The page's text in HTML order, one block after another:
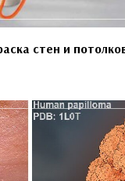
стен и